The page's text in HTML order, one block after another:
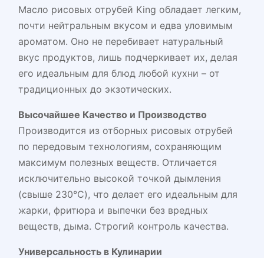
Масло рисовых отрубей King обладает легким,
почти нейтральным вкусом и едва уловимым
ароматом. Оно не перебивает натуральный
вкус продуктов, лишь подчеркивает их, делая
его идеальным для блюд любой кухни – от
традиционных до экзотических.
Высочайшее Качество и Производство
Производится из отборных рисовых отрубей
по передовым технологиям, сохраняющим
максимум полезных веществ. Отличается
исключительно высокой точкой дымления
(свыше 230°C), что делает его идеальным для
жарки, фритюра и выпечки без вредных
веществ, дыма. Строгий контроль качества.
Универсальность в Кулинарии